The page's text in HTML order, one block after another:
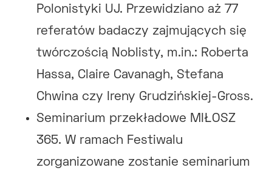
Polonistyki UJ. Przewidziano aż 77
referatów badaczy zajmujących się
twórczością Noblisty, m.in.: Roberta
Hassa, Claire Cavanagh, Stefana
Chwina czy Ireny Grudzińskiej-Gross.
Seminarium przekładowe MIŁOSZ
365. W ramach Festiwalu
zorganizowane zostanie seminarium